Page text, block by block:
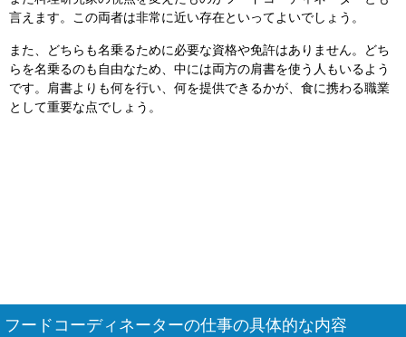
言えます。この両者は非常に近い存在といってよいでしょう。
また、どちらも名乗るために必要な資格や免許はありません。どち
らを名乗るのも自由なため、中には両方の肩書を使う人もいるよう
です。肩書よりも何を行い、何を提供できるかが、食に携わる職業
として重要な点でしょう。
フードコーディネーターの仕事の具体的な内容